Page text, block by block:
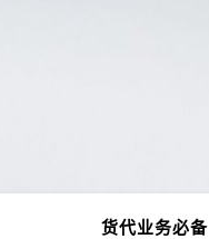
货代业务必备